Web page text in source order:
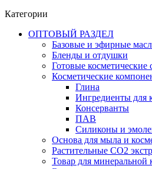
Категории
ОПТОВЫЙ РАЗДЕЛ
Базовые и эфирные
Бленды и отдушки
Готовые косметические
Косметические
Глина
Ингредиенты для
Консерванты
ПАВ
Силиконы и
Основа для мыла и
Растительные СО2
Товар для минеральной